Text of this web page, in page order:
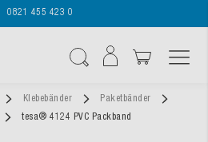
0821 455 423 0
Klebebänder
Paketbänder
tesa® 4124 PVC Packband